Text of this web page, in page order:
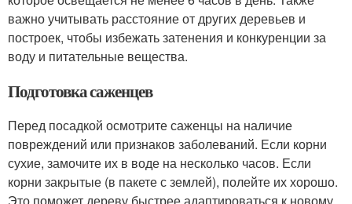
важно учитывать расстояние от других деревьев и
построек, чтобы избежать затенения и конкуренции за
воду и питательные вещества.
Подготовка саженцев
Перед посадкой осмотрите саженцы на наличие
повреждений или признаков заболеваний. Если корни
сухие, замочите их в воде на несколько часов. Если
корни закрытые (в пакете с землей), полейте их хорошо.